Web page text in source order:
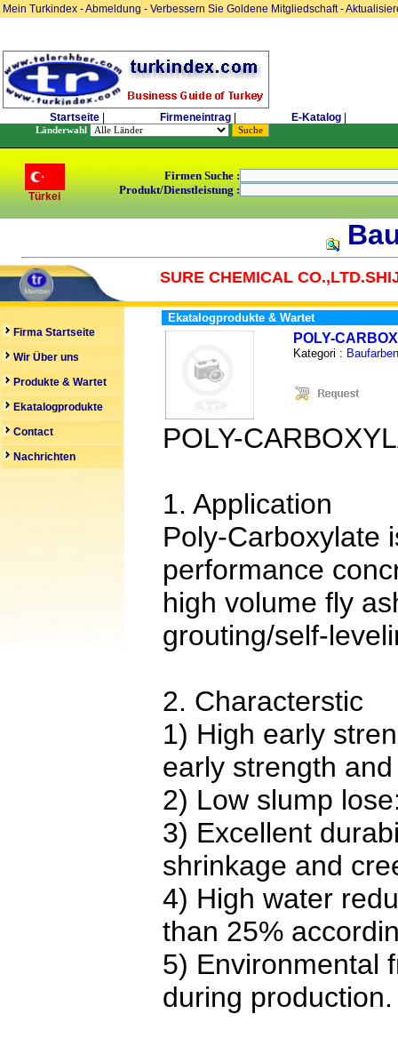
Mein Turkindex -Abmeldung- Verbessern Sie Goldene Mitgliedschaft-
Startseite Firmeneintrag E-Katalog
Länderwahl
Türkei
Firmen Suche :
Produkt/Dienstleistung :
SURE CHEMICAL
Firma Startseite
Wir Über uns
Produkte & Wartet
Ekatalogprodukte
Contact
Nachrichten
Ekatalogprodukte & Wartet
POLY-
Kategori :
POLY-
1. Application
Poly-Carboxylate
performance
high volume fly
grouting/self-
2. Characterstic
1) High early
early strength
2) Low slump
3) Excellent
shrinkage and
4) High water
than 25%
5) Environmental
during production.